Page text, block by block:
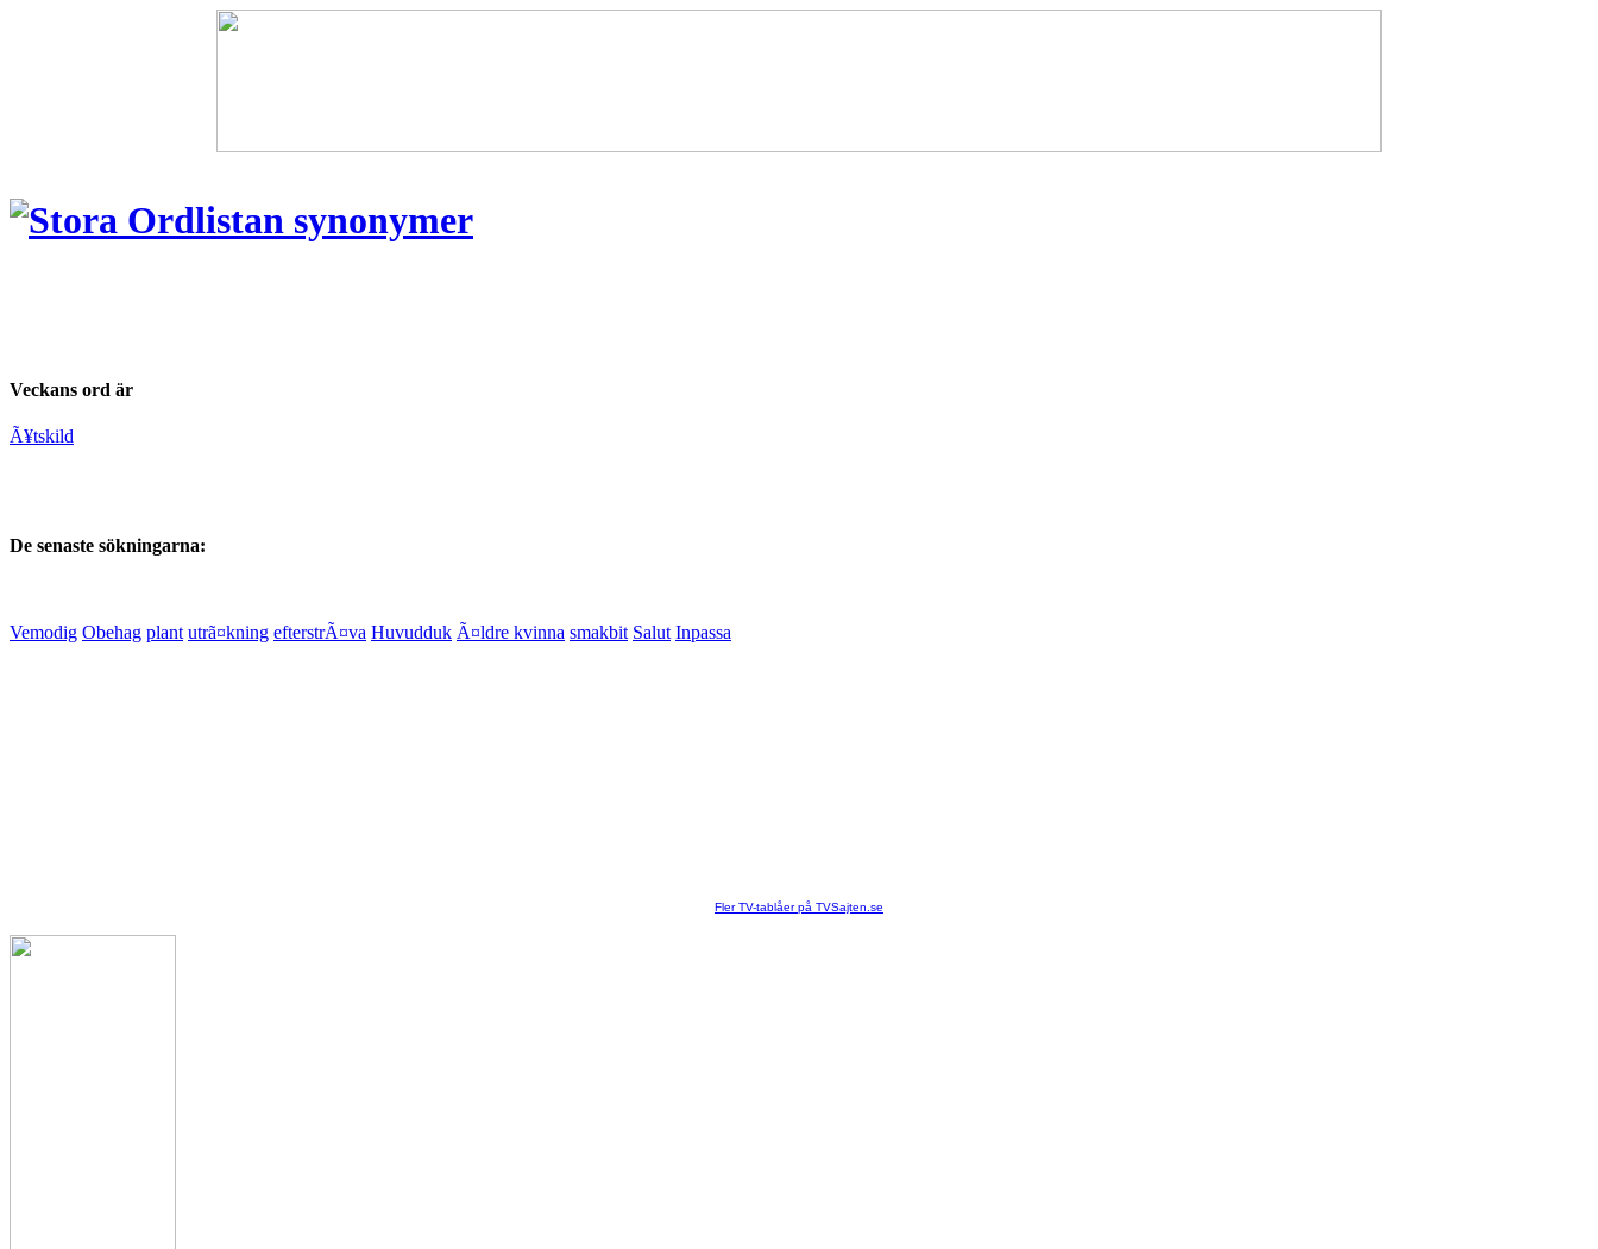
Veckans ord är
Ã¥tskild
De senaste sökningarna:
Vemodig Obehag plant utrã¤kning efterstrÃ¤va Huvudduk Ã¤ldre kvinna smakbit Salut Inpassa
Fler TV-tablåer på TVSajten.se